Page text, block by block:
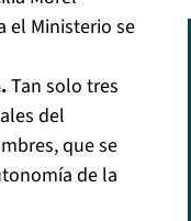
el Ministerio se
Tan solo tres
del
que se
de la